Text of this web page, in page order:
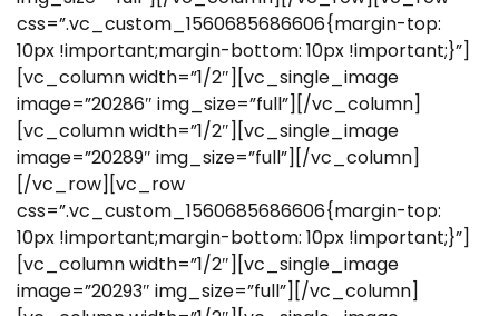
css=”.vc_custom_1560685686606{margin-top:
10px !important;margin-bottom: 10px !important;}”]
[vc_column width=”1/2″][vc_single_image
image=”20286″ img_size=”full”][/vc_column]
[vc_column width=”1/2″][vc_single_image
image=”20289″ img_size=”full”][/vc_column]
[/vc_row][vc_row
css=”.vc_custom_1560685686606{margin-top:
10px !important;margin-bottom: 10px !important;}”]
[vc_column width=”1/2″][vc_single_image
image=”20293″ img_size=”full”][/vc_column]